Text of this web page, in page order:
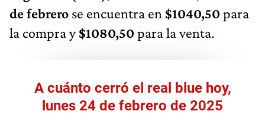
de febrero se encuentra en $1040,50 para
la compra y$1080,50 para la venta.
A cuánto cerró el real blue hoy,
lunes 24 de febrero de 2025